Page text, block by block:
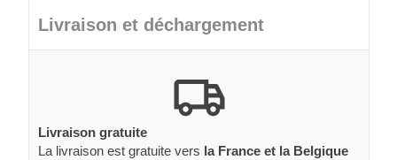
Livraison et déchargement
Livraison gratuite
La livraison est gratuite vers la France et la Belgique